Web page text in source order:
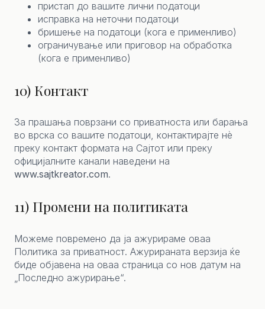
пристап до вашите лични податоци
исправка на неточни податоци
бришење на податоци (кога е применливо)
ограничување или приговор на обработка
(кога е применливо)
10) Контакт
За прашања поврзани со приватноста или барања
во врска со вашите податоци, контактирајте нѐ
преку контакт формата на Сајтот или преку
официјалните канали наведени на
www.sajtkreator.com.
11) Промени на политиката
Можеме повремено да ја ажурираме оваа
Политика за приватност. Ажурираната верзија ќе
биде објавена на оваа страница со нов датум на
„Последно ажурирање“.